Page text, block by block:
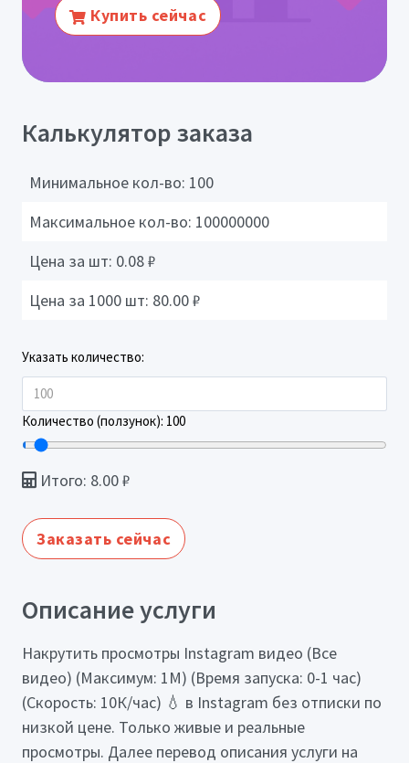
Купить сейчас
Калькулятор заказа
Минимальное кол-во: 100
Максимальное кол-во: 100000000
Цена за шт: 0.08₽
Цена за 1000 шт: 80.00₽
Указать количество:
Количество (ползунок): 100
Итого: 8.00₽
Заказать сейчас
Описание услуги
Накрутить просмотры Instagram видео (Все
видео) (Максимум: 1М) (Время запуска: 0-1 час)
(Скорость: 10К/час) 💧 в Instagram без отписки по
низкой цене. Только живые и реальные
просмотры. Далее перевод описания услуги на